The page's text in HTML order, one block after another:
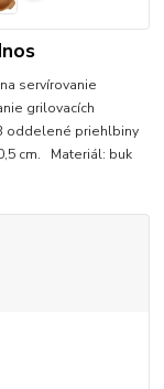
servírovanie
grilovacích
oddelené priehlbiny
cm. Materiál: buk